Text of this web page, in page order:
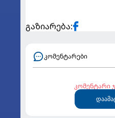
გაზიარება:
კომენტარები
კომენტარი